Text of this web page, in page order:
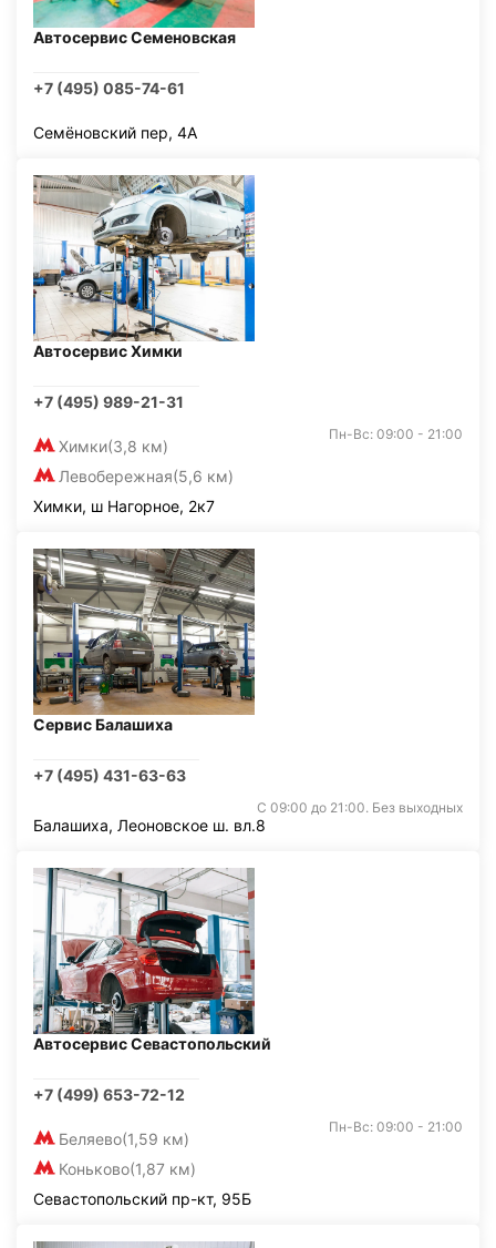
Автосервис Семеновская
+7 (495) 085-74-61
Семёновский пер, 4А
Автосервис Химки
+7 (495) 989-21-31
Химки(3,8 км)
Левобережная(5,6 км)
Пн-Вс: 09:00 - 21:00
Химки, ш Нагорное, 2к7
Сервис Балашиха
+7 (495) 431-63-63
С 09:00 до 21:00. Без выходных
Балашиха, Леоновское ш. вл.8
Автосервис Севастопольский
+7 (499) 653-72-12
Беляево(1,59 км)
Коньково(1,87 км)
Пн-Вс: 09:00 - 21:00
Севастопольский пр-кт, 95Б